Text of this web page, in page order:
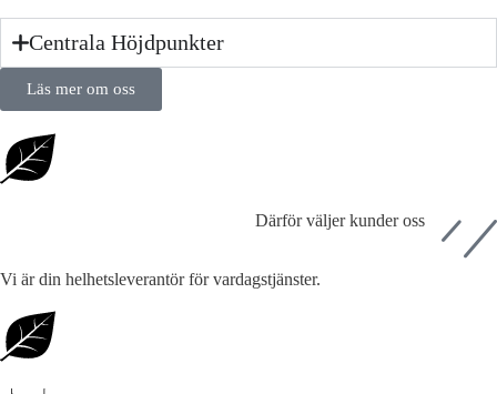
Centrala Höjdpunkter
Läs mer om oss
Därför väljer kunder oss
Vi är din helhetsleverantör för vardagstjänster.